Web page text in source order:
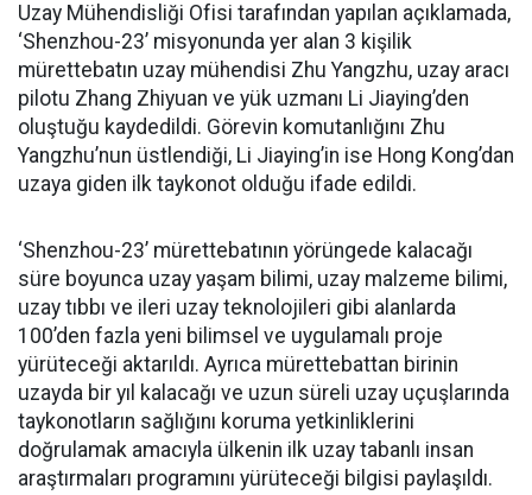
Uzay Mühendisliği Ofisi tarafından yapılan açıklamada,
‘Shenzhou-23’ misyonunda yer alan 3 kişilik
mürettebatın uzay mühendisi Zhu Yangzhu, uzay aracı
pilotu Zhang Zhiyuan ve yük uzmanı Li Jiaying’den
oluştuğu kaydedildi. Görevin komutanlığını Zhu
Yangzhu’nun üstlendiği, Li Jiaying’in ise Hong Kong’dan
uzaya giden ilk taykonot olduğu ifade edildi.
‘Shenzhou-23’ mürettebatının yörüngede kalacağı
süre boyunca uzay yaşam bilimi, uzay malzeme bilimi,
uzay tıbbı ve ileri uzay teknolojileri gibi alanlarda
100’den fazla yeni bilimsel ve uygulamalı proje
yürüteceği aktarıldı. Ayrıca mürettebattan birinin
uzayda bir yıl kalacağı ve uzun süreli uzay uçuşlarında
taykonotların sağlığını koruma yetkinliklerini
doğrulamak amacıyla ülkenin ilk uzay tabanlı insan
araştırmaları programını yürüteceği bilgisi paylaşıldı.